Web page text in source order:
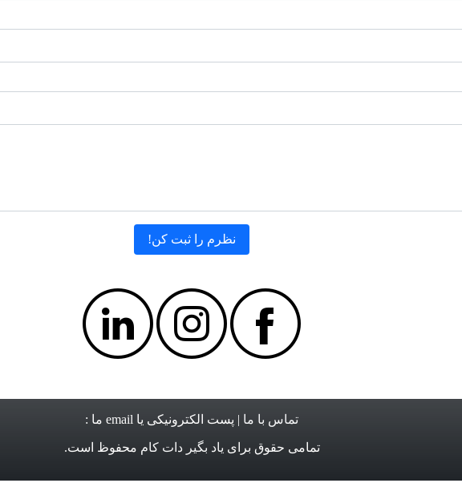
تماس با ما | پست الکترونیکی یا email ما :
تمامی حقوق برای یاد بگیر دات کام محفوظ است.